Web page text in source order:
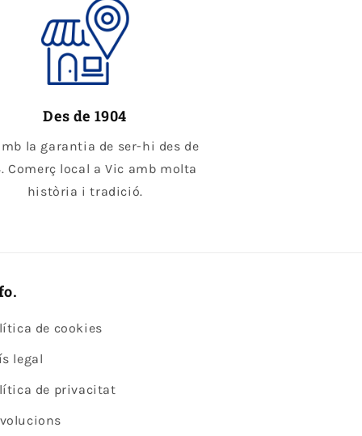
Des de 1904
la garantia de ser-hi des de
Comerç local a Vic amb molta
història i tradició.
de cookies
legal
de privacitat